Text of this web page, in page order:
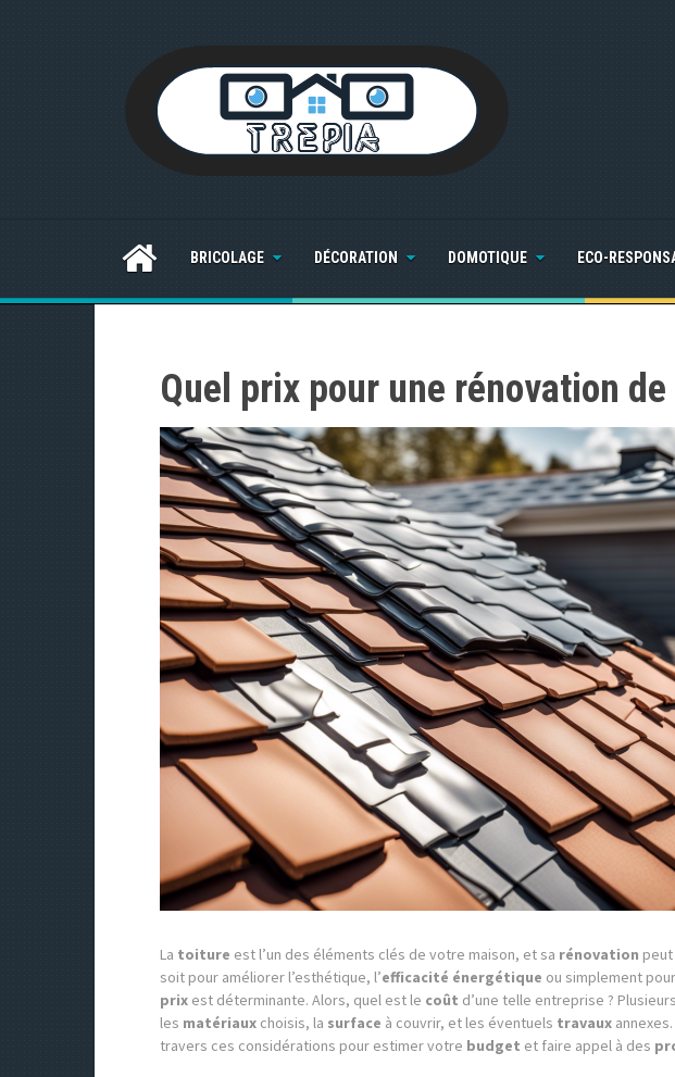
t
BRICOLAGE DÉCORATION DOMOTIQUE ECO-
Quel prix pour une rénovation
La toiture est l’un des éléments clés de votre maison, et sa rénovation
soit pour améliorer l’esthétique, l’efficacité énergétique ou simplement
prix est déterminante. Alors, quel est le coût d’une telle entreprise ?
les matériaux choisis, la surface à couvrir, et les éventuels travaux
travers ces considérations pour estimer votre budget et faire appel à des